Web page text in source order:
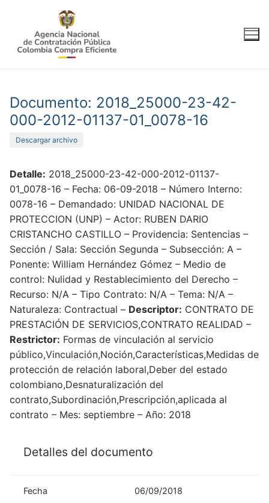
contenido
Documento: 2018_25000-23-42-
000-2012-01137-01_0078-16
Descargar archivo
Detalle: 2018_25000-23-42-000-2012-01137-
01_0078-16 – Fecha: 06-09-2018 – Número Interno:
0078-16 – Demandado: UNIDAD NACIONAL DE
PROTECCION (UNP) – Actor: RUBEN DARIO
CRISTANCHO CASTILLO – Providencia: Sentencias –
Sección / Sala: Sección Segunda – Subsección: A –
Ponente: William Hernández Gómez – Medio de
control: Nulidad y Restablecimiento del Derecho –
Recurso: N/A – Tipo Contrato: N/A – Tema: N/A –
Naturaleza: Contractual – Descriptor: CONTRATO DE
PRESTACIÓN DE SERVICIOS,CONTRATO REALIDAD –
Restrictor: Formas de vinculación al servicio
público,Vinculación,Noción,Características,Medidas de
protección de relación laboral,Deber del estado
colombiano,Desnaturalización del
contrato,Subordinación,Prescripción,aplicada al
contrato – Mes: septiembre – Año: 2018
Detalles del documento
Fecha 06/09/2018